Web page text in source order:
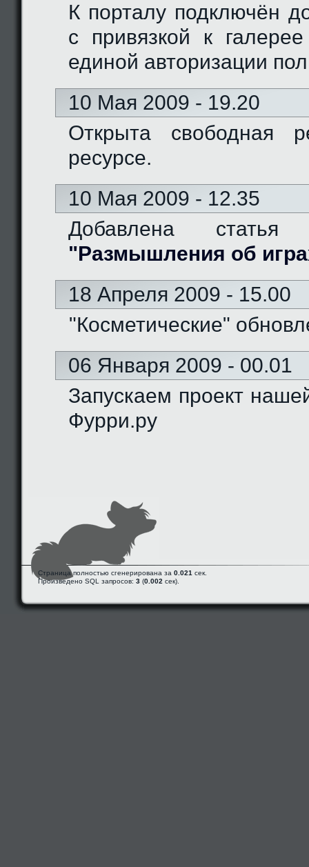
К порталу подключён
с привязкой к
единой авторизации
10 Мая 2009 - 19.20
Открыта свободная
ресурсе.
10 Мая 2009 - 12.35
Добавлена
"Размышления об
18 Апреля 2009 - 15.00
"Косметические"
06 Января 2009 - 00.01
Запускаем проект
Фурри.ру
Страница полностью сгенерирована за 0.021 сек.
Произведено SQL запросов: 3 (0.002 сек).